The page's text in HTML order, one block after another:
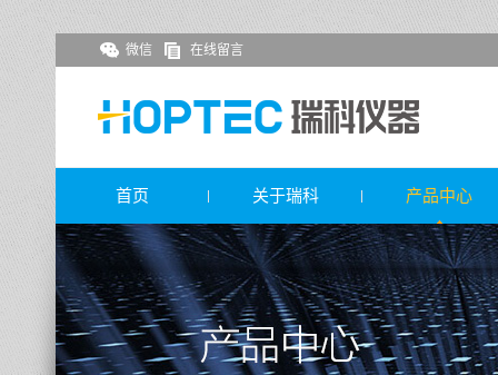
微信 在线留言
首页 关于瑞科 产品中心